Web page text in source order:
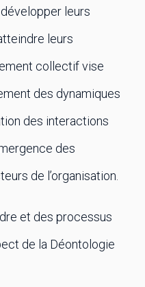
leurs
leurs
collectif vise
des dynamiques
des interactions
des
de l’organisation.
et des processus
de la Déontologie